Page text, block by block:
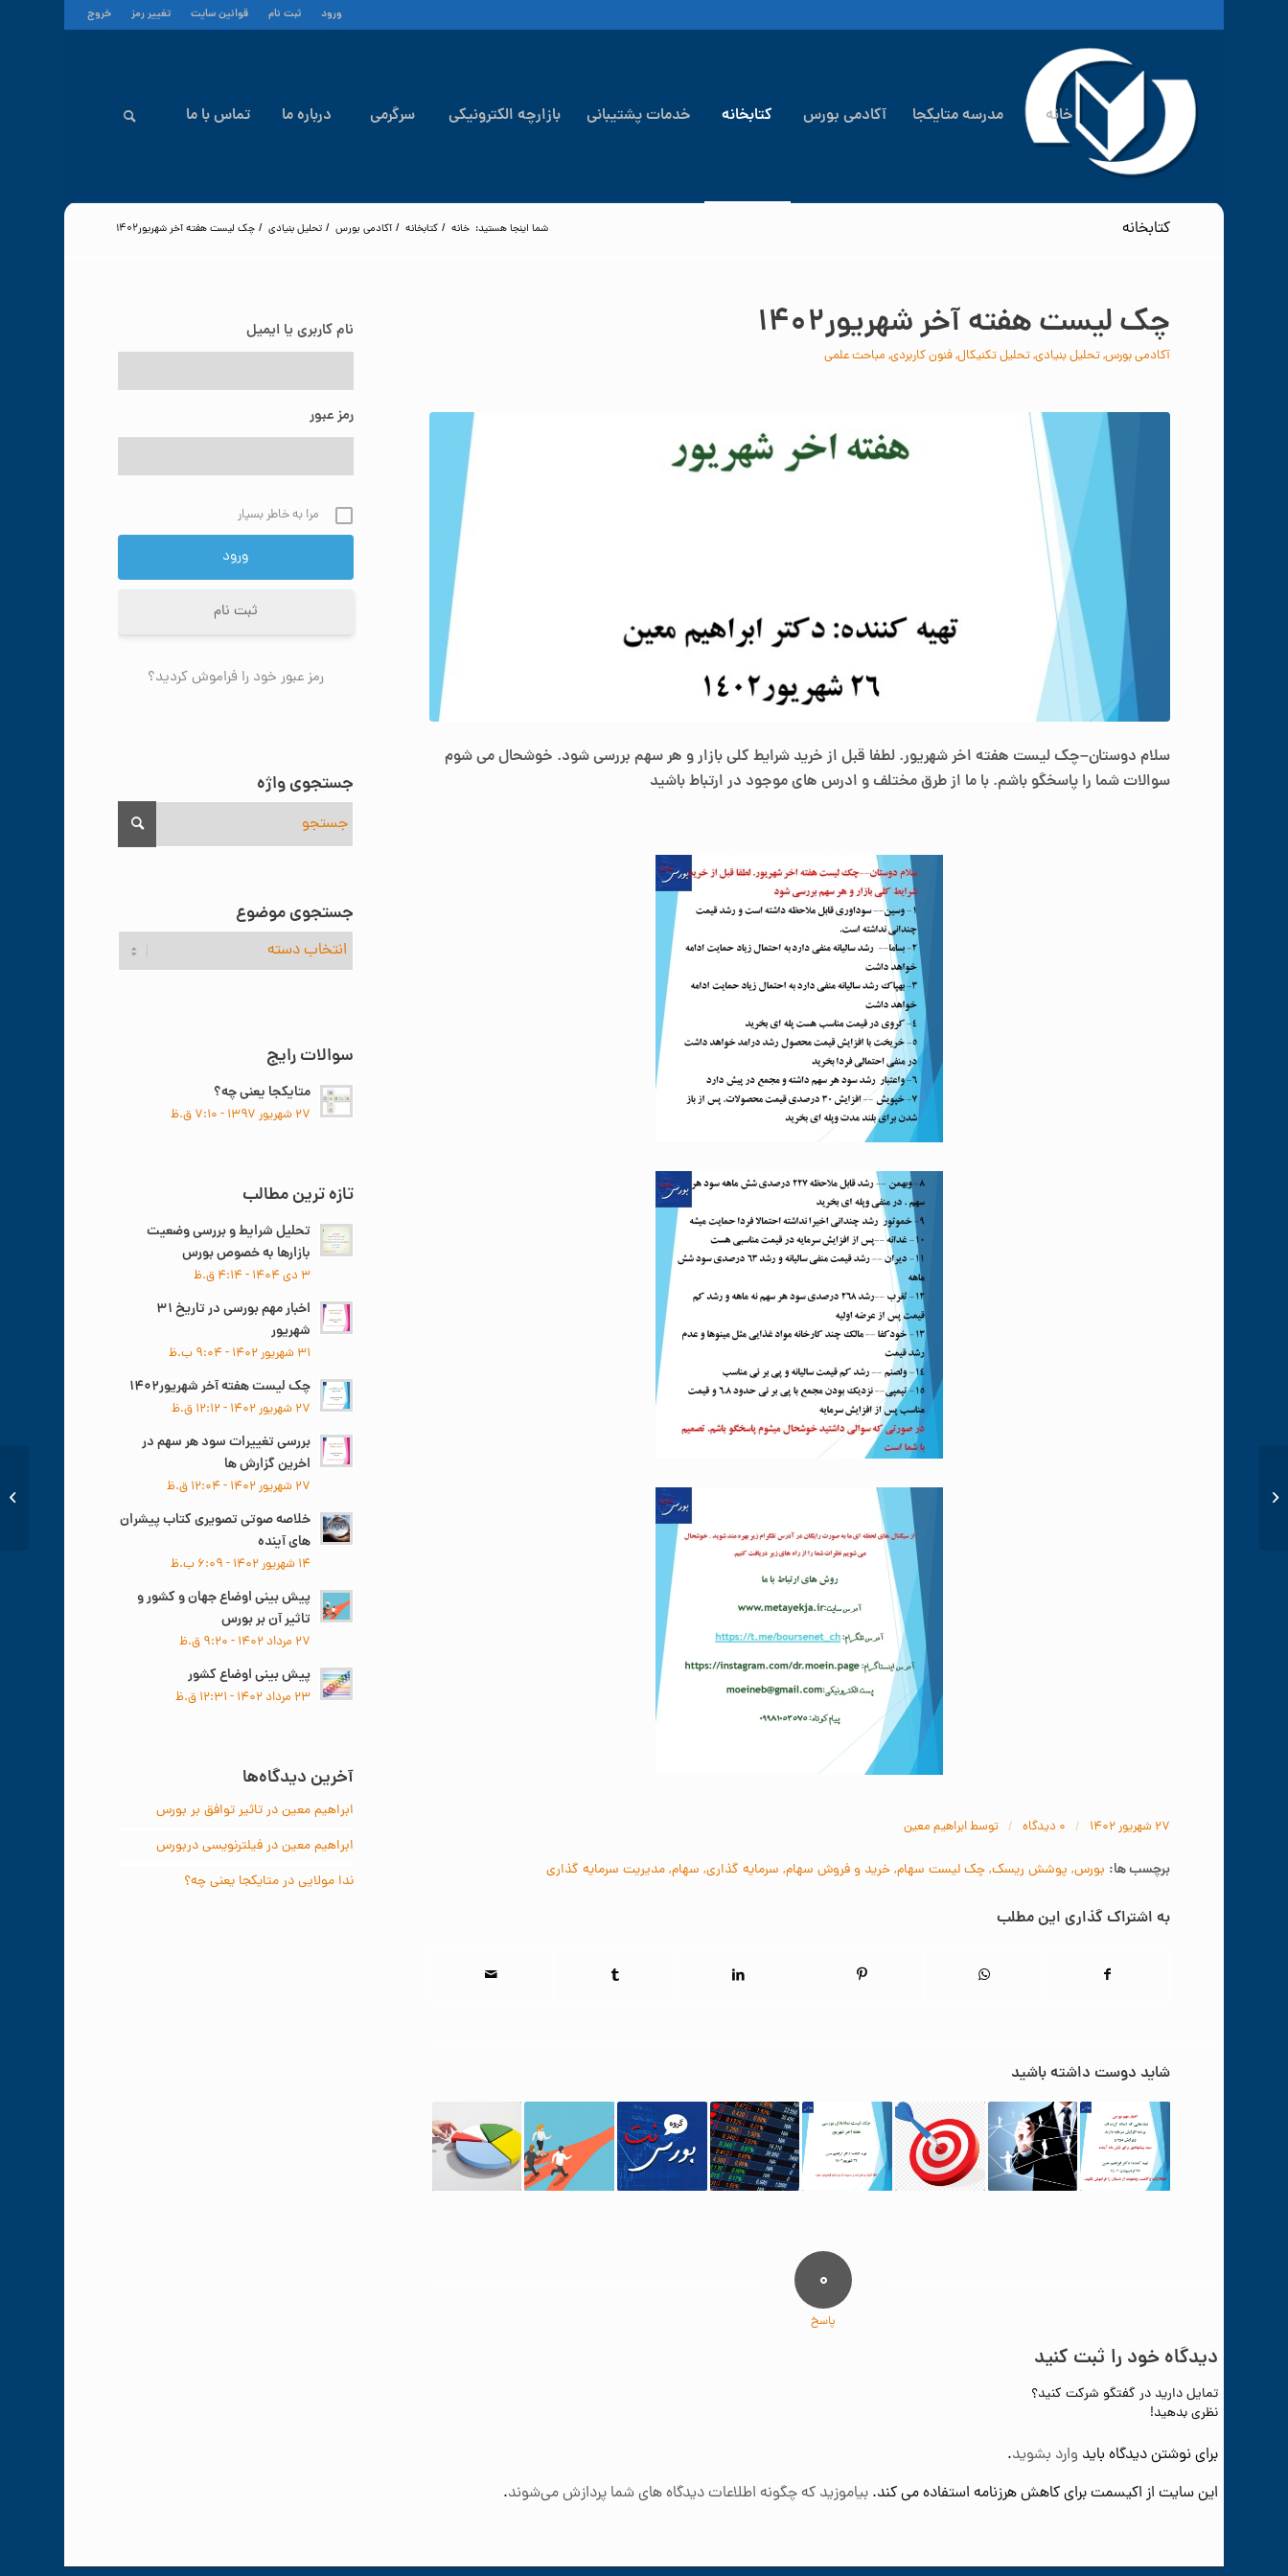
ورود ثبت نام قوانین سایت تغییر رمز خروج
خانه مدرسه متایکجا آکادمی بورس کتابخانه خدمات پشتیبانی بازارچه الکترونیکی سرگرمی درباره ما تماس با ما
کتابخانه شما اینجا هستید: خانه / کتابخانه / آکادمی بورس / تحلیل بنیادی / چک لیست هفته آخر شهریور۱۴۰۲
چک لیست هفته آخر شهریور۱۴۰۲
آکادمی بورس,تحلیل بنیادی,تحلیل تکنیکال,فنون کاربردی, مباحث علمی
سلام دوستان–چک لیست هفته اخرشهریور.لطفا قبل از خرید شرایط کلی بازار و هر سهم بررسی شود. خوشحال می شوم
سوالات شما را پاسخگو باشم. با ما از طرق مختلف و ادرس های موجود در ارتباط باشید
۲۷ شهریور ۱۴۰۲ / ۰ دیدگاه‌ / توسطابراهیم معین
برچسب ها: بورس, پوشش ریسک,چک لیست سهام,خرید و فروش سهام, سرمایه گذاری, سهام,مدیریت سرمایه گذاری
به اشتراک گذاری این مطلب
شاید دوست داشته باشید
۰
پاسخ
دیدگاه خود را ثبت کنید
تمایل دارید در گفتگو شرکت کنید؟
نظری بدهید!
برای نوشتن دیدگاه باید وارد بشوید.
این سایت از اکیسمت برای کاهش هرزنامه استفاده می کند.بیاموزید که چگونه اطلاعات دیدگاه های شما پردازش می‌شوند.
نام کاربری یا ایمیل
رمز عبور
مرا به خاطر بسپار
ثبت نام
رمز عبور خود را فراموش کردید؟
جستجوی واژه
جستجوی موضوع
جستجوی
موضوع
سوالات رایج
متایکجا یعنی چه؟
۲۷ شهریور ۱۳۹۷ - ۷:۱۰ ق.ظ
تازه ترین مطالب
تحلیل شرایط و بررسی وضعیت
بازارها به خصوص بورس
۳ دی ۱۴۰۴ - ۴:۱۴ ق.ظ
اخبار مهم بورسی در تاریخ ۳۱
شهریور
۳۱ شهریور ۱۴۰۲ - ۹:۰۴ ب.ظ
چک لیست هفته آخر شهریور۱۴۰۲
۲۷ شهریور ۱۴۰۲ - ۱۲:۱۲ ق.ظ
بررسی تغییرات سود هر سهم در
اخرین گزارش ها
۲۷ شهریور ۱۴۰۲ - ۱۲:۰۴ ق.ظ
خلاصه صوتی تصویری کتاب پیشران
های آینده
۱۴ شهریور ۱۴۰۲ - ۶:۰۹ ب.ظ
پیش بینی اوضاع جهان و کشور و
تاثیر آن بر بورس
۲۷ مرداد ۱۴۰۲ - ۹:۲۰ ق.ظ
پیش بینی اوضاع کشور
۲۳ مرداد ۱۴۰۲ - ۱۲:۳۱ ق.ظ
آخرین دیدگاه‌ها
ابراهیم معیندرتاثیر توافق بر بورس
ابراهیم معیندرفیلترنویسی دربورس
ندا مولاییدرمتایکجا یعنی چه؟
سهم